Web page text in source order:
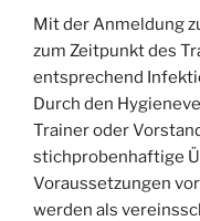
Mit der Anmeldung
zum Zeitpunkt des
entsprechend
Durch den
Trainer oder
stichprobenhaftige
Voraussetzungen
werden als